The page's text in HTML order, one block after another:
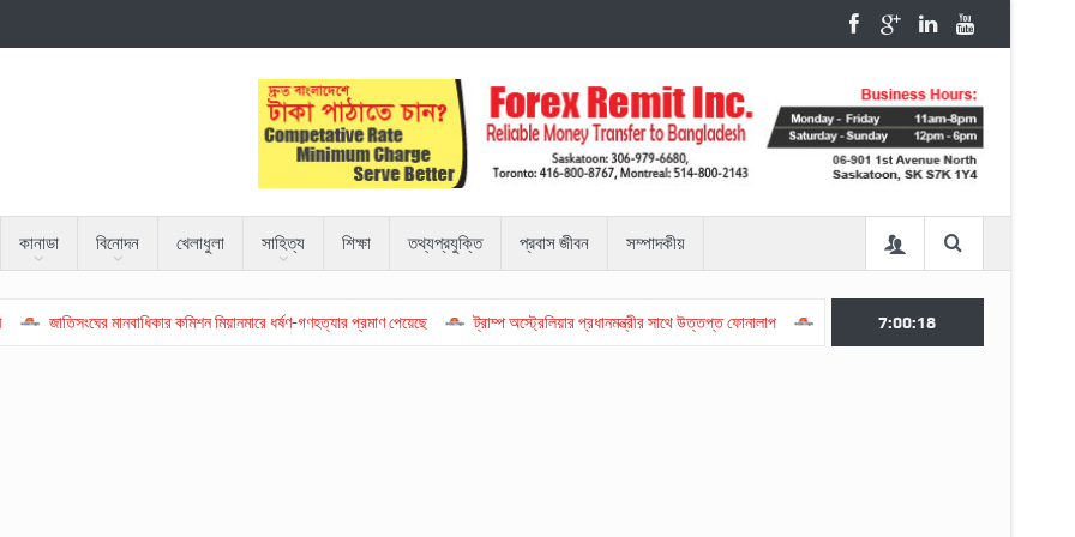
কানাডা বিনোদন খেলাধুলা সাহিত্য শিক্ষা তথ্যপ্রযুক্তি প্রবাস জীবন সম্পাদকীয়
মানবাধিকার কমিশন মিয়ানমারে ধর্ষণ-গণহত্যার প্রমাণ পেয়েছে ট্রাম্প অস্ট্রেলিয়ার প্রধানমন্ত্রীর সাথে উত্তপ্ত ফোনালাপ বিয়েবহির্ভূত যৌন সম্পর্ক এবং সমকামী বিয়েকে অবৈধ করবেন
7:00:19